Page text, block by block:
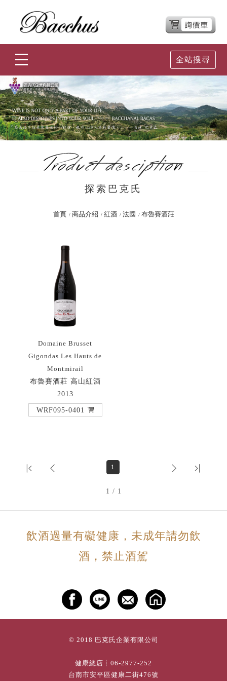
全站搜尋
探索巴克氏
首頁 商品介紹 紅酒 法國 布魯賽酒莊
Domaine Brusset
Gigondas Les Hauts de
Montmirail
布魯賽酒莊 高山紅酒
2013
WRF095-0401
1
1 / 1
飲酒過量有礙健康，未成年請勿飲
酒，禁止酒駕
© 2018 巴克氏企業有限公司
健康總店┊ 06-2977-252
台南市安平區健康二街476號